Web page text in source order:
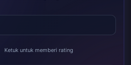
Ketuk untuk memberi rating